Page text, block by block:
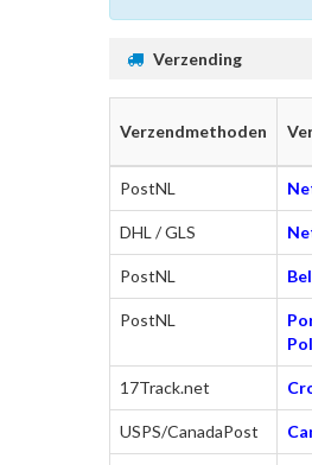
Verzending
Verzendmethoden
PostNL
DHL / GLS
PostNL
PostNL
17Track.net
USPS/CanadaPost